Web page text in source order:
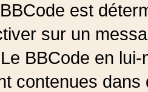
est
sur un
BBCode en
contenues